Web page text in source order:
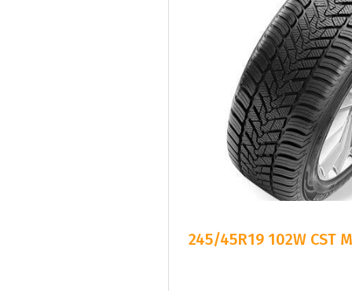
245/45R19 102W CST